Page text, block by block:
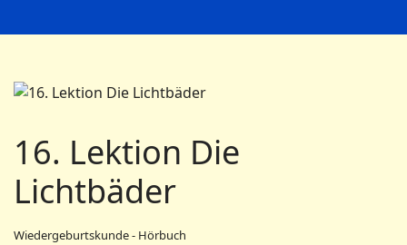
16. Lektion Die
Lichtbäder
Wiedergeburtskunde - Hörbuch